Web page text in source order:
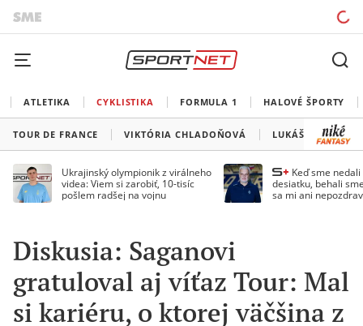
ATLETIKA CYKLISTIKA FORMULA 1 HALOVÉ ŠPORTY
TOUR DE FRANCE VIKTÓRIA CHLADOŇOVÁ LUKÁŠ KUBIŠ
Ukrajinský olympionik z virálneho
videa: Viem si zarobiť, 10-tisíc
pošlem radšej na vojnu
Keď sme
desiatku, behali
sa mi ani
Diskusia: Saganovi
gratuloval aj víťaz Tour: Mal
si kariéru, o ktorej väčšina z